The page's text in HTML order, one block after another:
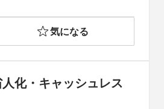
気になる
化・キャッシュレス